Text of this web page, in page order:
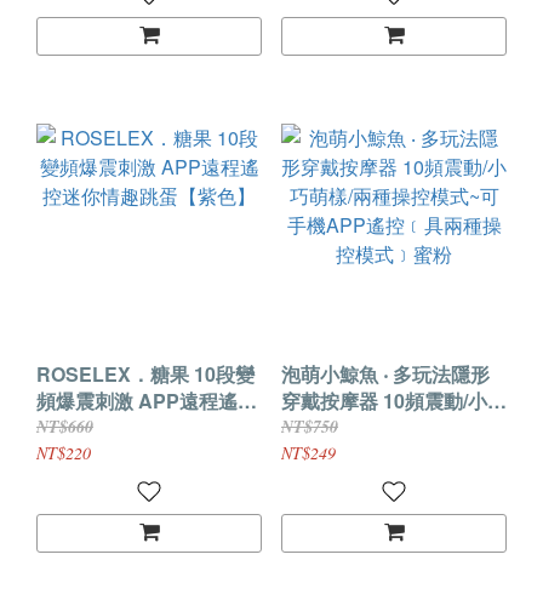
ROSELEX．糖果 10段變
頻爆震刺激 APP遠程遙控
迷你情趣跳蛋【紫色】
NT$660
NT$220
泡萌小鯨魚 ‧ 多玩法隱形
穿戴按摩器 10頻震動/小巧
萌樣/兩種操控模式~可手
機APP遙控﹝具兩種操控
NT$750
NT$249